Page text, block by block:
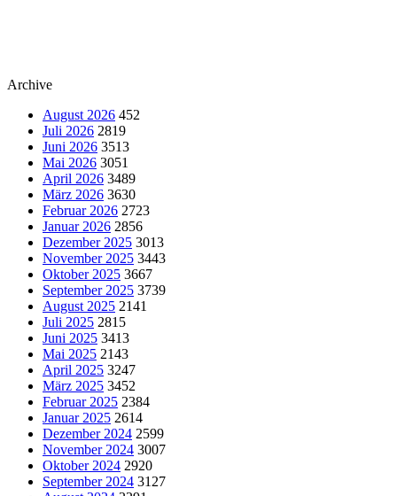
Archive
August 2026 452
Juli 2026 2819
Juni 2026 3513
Mai 2026 3051
April 2026 3489
März 2026 3630
Februar 2026 2723
Januar 2026 2856
Dezember 2025 3013
November 2025 3443
Oktober 2025 3667
September 2025 3739
August 2025 2141
Juli 2025 2815
Juni 2025 3413
Mai 2025 2143
April 2025 3247
März 2025 3452
Februar 2025 2384
Januar 2025 2614
Dezember 2024 2599
November 2024 3007
Oktober 2024 2920
September 2024 3127